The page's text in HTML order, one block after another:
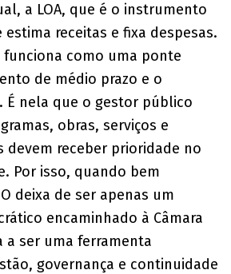
a LOA, que é o instrumento
receitas e fixa despesas.
funciona como uma ponte
de médio prazo e o
É nela que o gestor público
obras, serviços e
devem receber prioridade no
Por isso, quando bem
deixa de ser apenas um
encaminhado à Câmara
a ser uma ferramenta
governança e continuidade